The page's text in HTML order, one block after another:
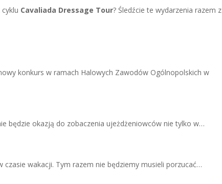
Cavaliada Dressage Tour? Śledźcie te wydarzenia razem z
konkurs w ramach Halowych Zawodów Ogólnopolskich w
będzie okazją do zobaczenia ujeżdżeniowców nie tylko w…
czasie wakacji. Tym razem nie będziemy musieli porzucać…